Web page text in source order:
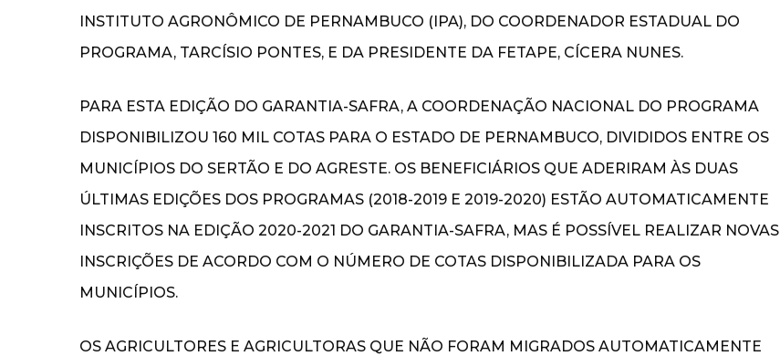
INSTITUTO AGRONÔMICO DE PERNAMBUCO (IPA), DO COORDENADOR ESTADUAL DO
PROGRAMA, TARCÍSIO PONTES, E DA PRESIDENTE DA FETAPE, CÍCERA NUNES.
PARA ESTA EDIÇÃO DO GARANTIA-SAFRA, A COORDENAÇÃO NACIONAL DO PROGRAMA
DISPONIBILIZOU 160 MIL COTAS PARA O ESTADO DE PERNAMBUCO, DIVIDIDOS ENTRE OS
MUNICÍPIOS DO SERTÃO E DO AGRESTE. OS BENEFICIÁRIOS QUE ADERIRAM ÀS DUAS
ÚLTIMAS EDIÇÕES DOS PROGRAMAS (2018-2019 E 2019-2020) ESTÃO AUTOMATICAMENTE
INSCRITOS NA EDIÇÃO 2020-2021 DO GARANTIA-SAFRA, MAS É POSSÍVEL REALIZAR NOVAS
INSCRIÇÕES DE ACORDO COM O NÚMERO DE COTAS DISPONIBILIZADA PARA OS
MUNICÍPIOS.
OS AGRICULTORES E AGRICULTORAS QUE NÃO FORAM MIGRADOS AUTOMATICAMENTE